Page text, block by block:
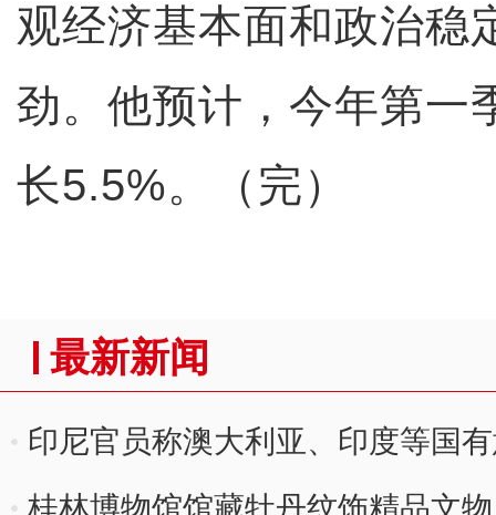
观经济基本面和政治稳
劲。他预计，今年第一
长5.5%。（完）
最新新闻
印尼官员称澳大利亚、印度等国
桂林博物馆馆藏牡丹纹饰精品文